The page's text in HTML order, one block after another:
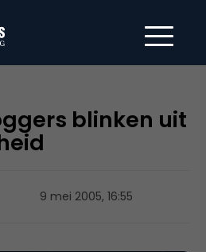
blinken uit
9 mei 2005, 16:55